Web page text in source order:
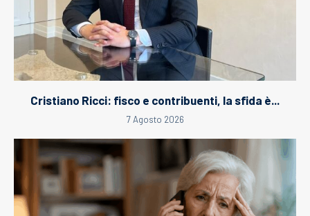
Cristiano Ricci: fisco e contribuenti, la sfida è...
7 Agosto 2026